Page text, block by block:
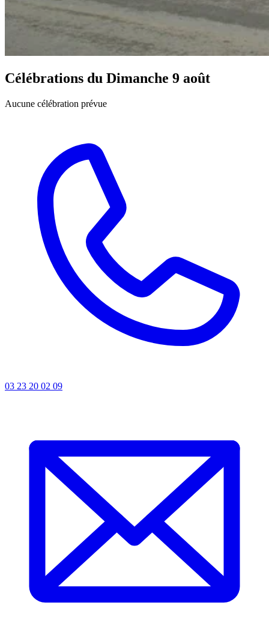
Célébrations du Dimanche 9 août
Aucune célébration prévue
03 23 20 02 09